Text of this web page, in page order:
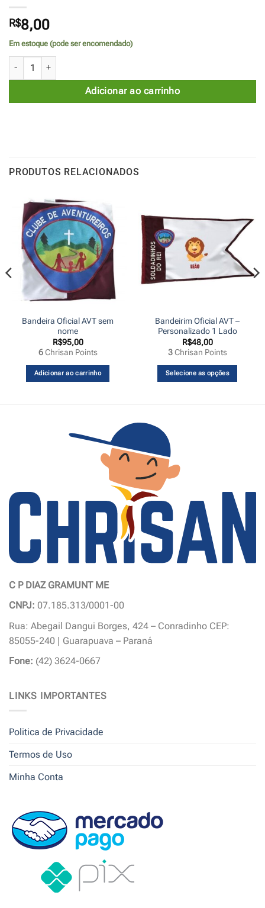
R$8,00
Em estoque (pode ser encomendado)
Tira de Campo MSe - AVT quantidade
Adicionar ao carrinho
PRODUTOS RELACIONADOS
Bandeira Oficial AVT sem
nome
R$95,00
6Chrisan Points
Adicionar ao carrinho
Bandeirim Oficial AVT –
Personalizado 1 Lado
R$48,00
3Chrisan Points
Selecione as opções
C P DIAZ GRAMUNT ME
CNPJ: 07.185.313/0001-00
Rua: Abegail Dangui Borges, 424 – Conradinho CEP:
85055-240 | Guarapuava – Paraná
Fone: (42) 3624-0667
LINKS IMPORTANTES
Politica de Privacidade
Termos de Uso
Minha Conta